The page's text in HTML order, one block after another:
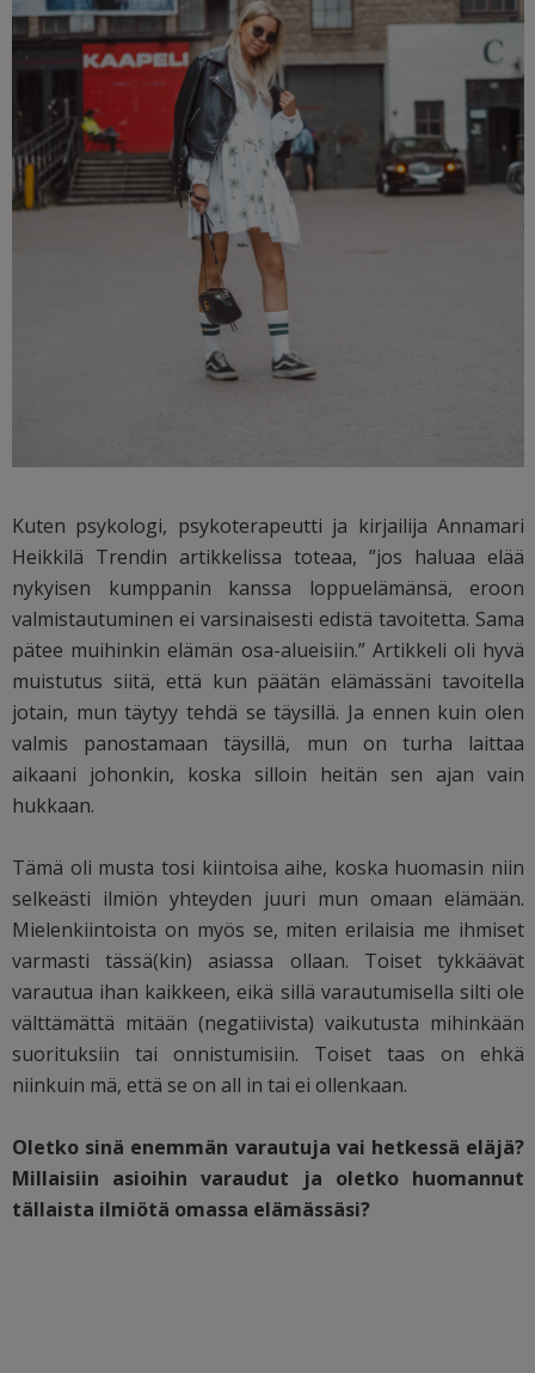
Kuten psykologi, psykoterapeutti ja kirjailija Annamari
Heikkilä Trendin artikkelissa toteaa, ”jos haluaa elää
nykyisen kumppanin kanssa loppuelämänsä, eroon
valmistautuminen ei varsinaisesti edistä tavoitetta. Sama
pätee muihinkin elämän osa-alueisiin.” Artikkeli oli hyvä
muistutus siitä, että kun päätän elämässäni tavoitella
jotain, mun täytyy tehdä se täysillä. Ja ennen kuin olen
valmis panostamaan täysillä, mun on turha laittaa
aikaani johonkin, koska silloin heitän sen ajan vain
hukkaan.
Tämä oli musta tosi kiintoisa aihe, koska huomasin niin
selkeästi ilmiön yhteyden juuri mun omaan elämään.
Mielenkiintoista on myös se, miten erilaisia me ihmiset
varmasti tässä(kin) asiassa ollaan. Toiset tykkäävät
varautua ihan kaikkeen, eikä sillä varautumisella silti ole
välttämättä mitään (negatiivista) vaikutusta mihinkään
suorituksiin tai onnistumisiin. Toiset taas on ehkä
niinkuin mä, että se on all in tai ei ollenkaan.
Oletko sinä enemmän varautuja vai hetkessä eläjä?
Millaisiin asioihin varaudut ja oletko huomannut
tällaista ilmiötä omassa elämässäsi?